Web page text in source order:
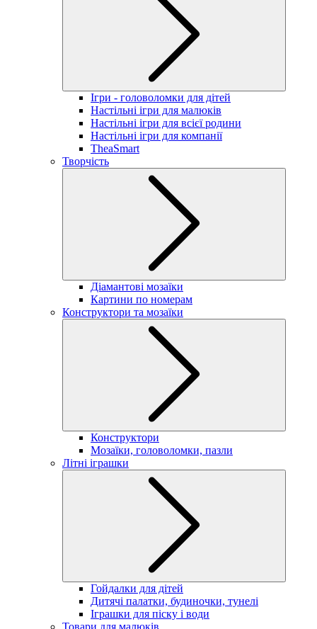
Ігри - головоломки для дітей
Настільні ігри для малюків
Настільні ігри для всієї родини
Настільні ігри для компанії
TheaSmart
Творчість
Діамантові мозаїки
Картини по номерам
Конструктори та мозаїки
Конструктори
Мозаїки, головоломки, пазли
Літні іграшки
Гойдалки для дітей
Дитячі палатки, будиночки, тунелі
Іграшки для піску і води
Товари для малюків